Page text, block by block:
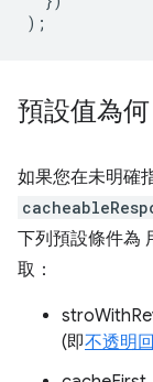
);
預設值為何
如果您在未明確
下列預設條件為
取：
(即不透明